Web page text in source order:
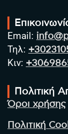
Email:
Τηλ:
Κιν:
Πολιτική
Όροι χρήσης
Πολιτική